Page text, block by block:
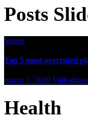
Posts
Sports
Top 5 most overrated
marzo 1, 2020
Health